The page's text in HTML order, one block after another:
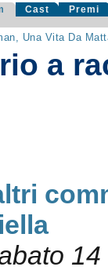
Cast Premi
Una Vita Da
a